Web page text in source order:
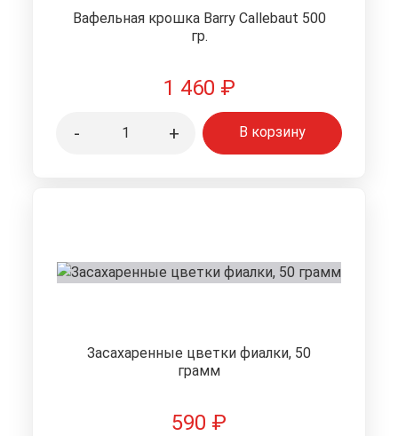
Вафельная крошка Barry Callebaut 500
гр.
1 460 ₽
- + В корзину
Засахаренные цветки фиалки, 50
грамм
590 ₽